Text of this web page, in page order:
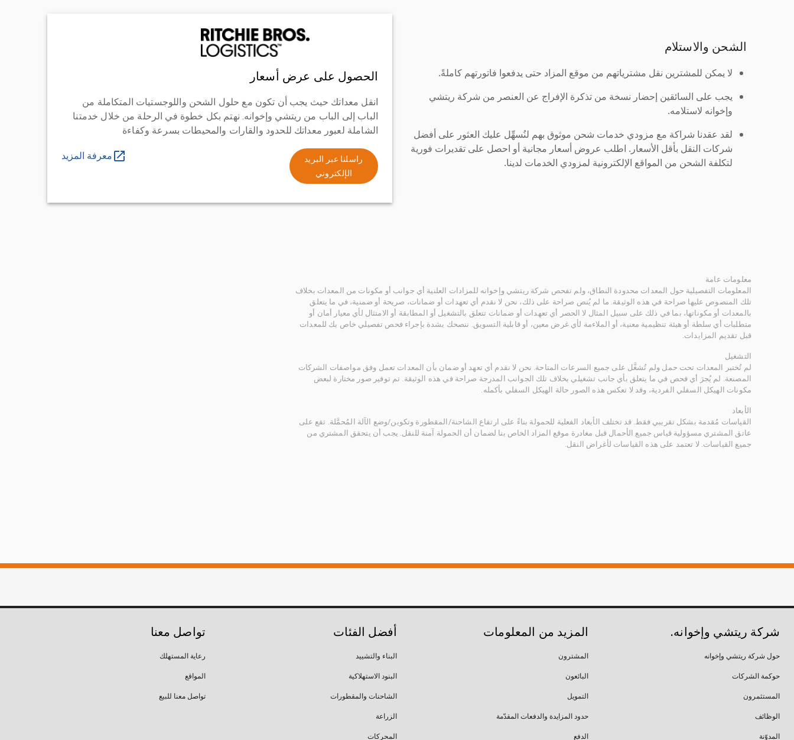
الشحن والاستلام
لا يمكن للمشترين نقل مشترياتهم من موقع المزاد حتى يدفعوا فاتورتهم كاملةً.
يجب على السائقين إحضار نسخة من تذكرة الإفراج عن العنصر من شركة ريتشي
وإخوانه لاستلامه.
لقد عقدنا شراكة مع مزودي خدمات شحن موثوق بهم لنُسهِّل عليك العثور على أفضل
شركات النقل بأقل الأسعار. اطلب عروض أسعار مجانية أو احصل على تقديرات فورية
لتكلفة الشحن من المواقع الإلكترونية لمزودي الخدمات لدينا.
الحصول على عرض أسعار
انقل معداتك حيث يجب أن تكون مع حلول الشحن واللوجستيات المتكاملة من
الباب إلى الباب من ريتشي وإخوانه. نهتم بكل خطوة في الرحلة من خلال خدمتنا
الشاملة لعبور معداتك للحدود والقارات والمحيطات بسرعة وكفاءة
راسلنا عبر البريد
الإلكتروني
معرفة المزيد
معلومات عامة
المعلومات التفصيلية حول المعدات محدودة النطاق، ولم تفحص شركة ريتشي وإخوانه للمزادات العلنية أي جوانب أو مكونات من المعدات بخلاف
تلك المنصوص عليها صراحة في هذه الوثيقة. ما لم يُنص صراحة على ذلك، نحن لا نقدم أي تعهدات أو ضمانات، صريحة أو ضمنية، في ما يتعلق
بالمعدات أو مكوناتها، بما في ذلك على سبيل المثال لا الحصر أي تعهدات أو ضمانات تتعلق بالتشغيل أو المطابقة أو الامتثال لأي معيار أمان أو
متطلبات أي سلطة أو هيئة تنظيمية معنية، أو الملاءمة لأي غرض معين، أو قابلية التسويق. ننصحك بشدة بإجراء فحص تفصيلي خاص بك للمعدات
قبل تقديم المزايدات.
التشغيل
لم تُختبر المعدات تحت حمل ولم تُشغَّل على جميع السرعات المتاحة. نحن لا نقدم أي تعهد أو ضمان بأن المعدات تعمل وفق مواصفات الشركات
المصنعة. لم يُجرَ أي فحص في ما يتعلق بأي جانب تشغيلي بخلاف تلك الجوانب المدرجة صراحة في هذه الوثيقة. تم توفير صور مختارة لبعض
مكونات الهيكل السفلي الفردية، وقد لا تعكس هذه الصور حالة الهيكل السفلي بأكمله.
الأبعاد
القياسات مُقدمة بشكل تقريبي فقط. قد تختلف الأبعاد الفعلية للحمولة بناءً على ارتفاع الشاحنة/المقطورة وتكوين/وضع الآلة المُحمَّلة. تقع على
عاتق المشتري مسؤولية قياس جميع الأحمال قبل مغادرة موقع المزاد الخاص بنا لضمان أن الحمولة آمنة للنقل. يجب أن يتحقق المشتري من
جميع القياسات. لا تعتمد على هذه القياسات لأغراض النقل.
شركة ريتشي وإخوانه.
حول شركة ريتشي وإخوانه
حوكمة الشركات
المستثمرون
الوظائف
المدوّنة
المزيد من المعلومات
المشترون
البائعون
التمويل
حدود المزايدة والدفعات المقدّمة
الدفع
أفضل الفئات
البناء والتشييد
البنود الاستهلاكية
الشاحنات والمقطورات
الزراعة
المحركات
تواصل معنا
رعاية المستهلك
المواقع
تواصل معنا للبيع